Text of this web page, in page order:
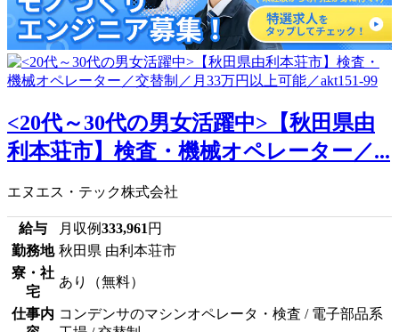
<20代～30代の男女活躍中>【秋田県由
利本荘市】検査・機械オペレーター／...
エヌエス・テック株式会社
給与 月収例333,961 円
勤務地 秋田県 由利本荘市
寮・社
宅
あり（無料）
仕事内 コンデンサのマシンオペレータ・検査 / 電子部品系